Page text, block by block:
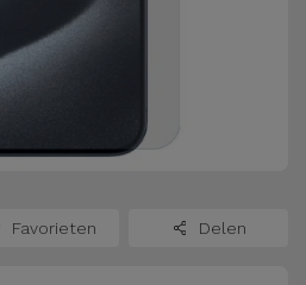
Favorieten Delen